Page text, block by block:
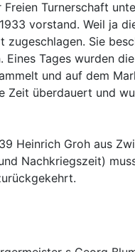
Turnerschaft
vorstand. Weil ja
Sie
Tages wurden
und auf dem
Zeit überdauert und
Heinrich Groh aus
Nachkriegszeit)